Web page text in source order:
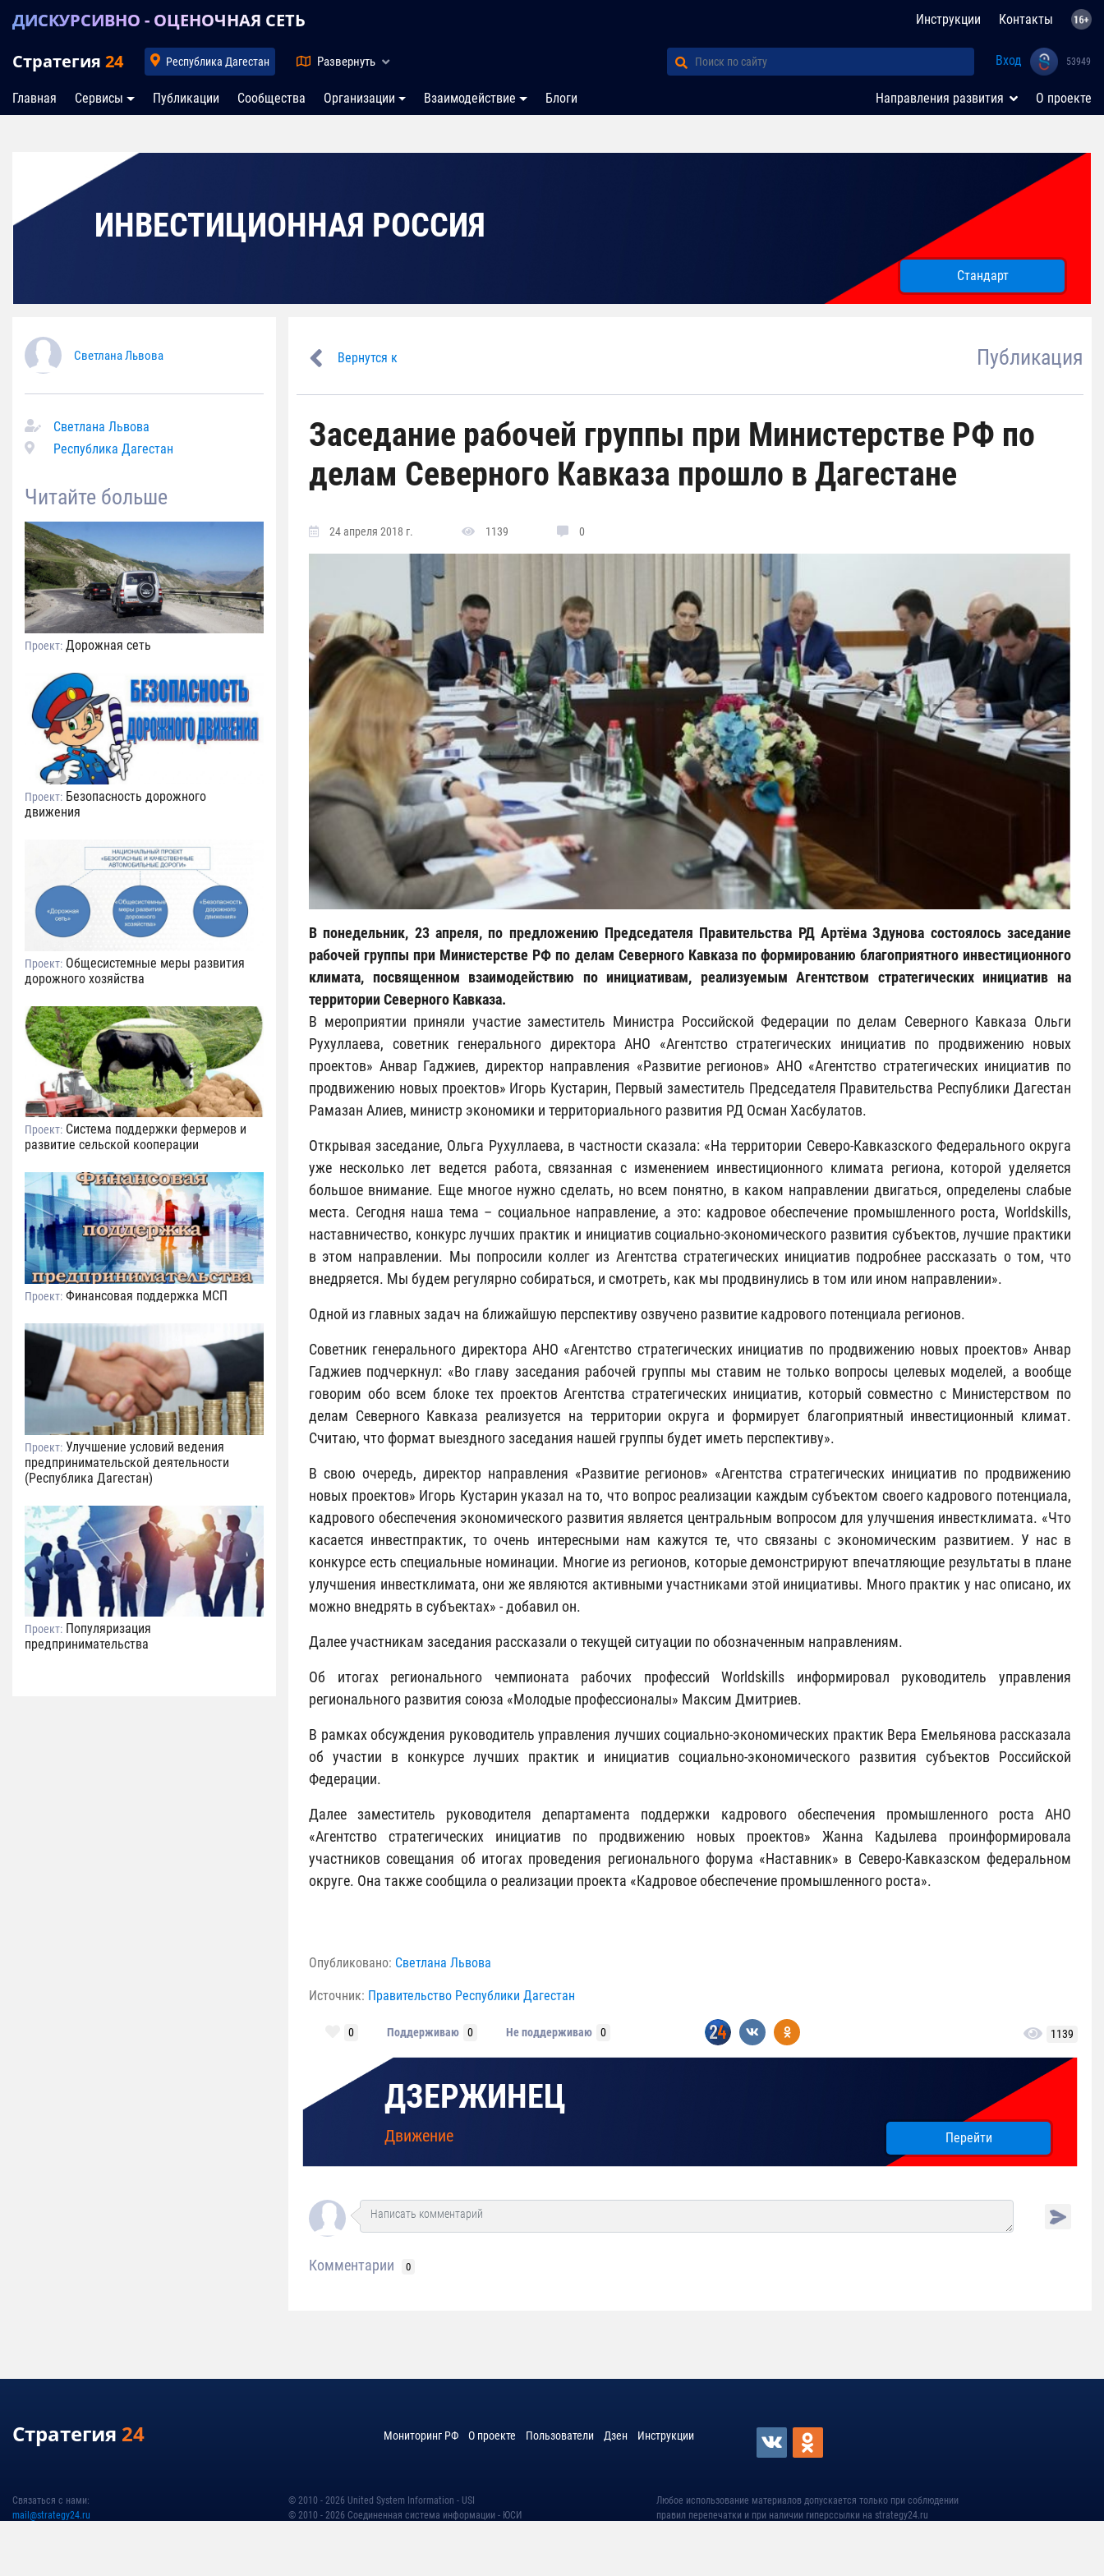
ДИСКУРСИВНО - ОЦЕНОЧНАЯ СЕТЬ Инструкции Контакты
Стратегия 24 Республика Дагестан Развернуть Вход 53949
Главная Сервисы Публикации Сообщества Организации Взаимодействие Блоги Направления развития О проекте
ИНВЕСТИЦИОННАЯ РОССИЯ
Стандарт
Светлана Львова
Светлана Львова
Республика Дагестан
Читайте больше
Проект: Дорожная сеть
Проект: Безопасность дорожного
движения
Проект: Общесистемные меры развития
дорожного хозяйства
Проект: Система поддержки фермеров и
развитие сельской кооперации
Проект: Финансовая поддержка МСП
Проект: Улучшение условий ведения
предпринимательской деятельности
(Республика Дагестан)
Проект: Популяризация
предпринимательства
Вернутся к Публикация
Заседание рабочей группы при Министерстве РФ по
делам Северного Кавказа прошло в Дагестане
24 апреля 2018 г. 1139 0
В понедельник, 23 апреля, по предложению Председателя Правительства РД Артёма Здунова состоялось заседание
рабочей группы при Министерстве РФ по делам Северного Кавказа по формированию благоприятного инвестиционного
климата, посвященном взаимодействию по инициативам, реализуемым Агентством стратегических инициатив на
территории Северного Кавказа.
В мероприятии приняли участие заместитель Министра Российской Федерации по делам Северного Кавказа Ольги
Рухуллаева, советник генерального директора АНО «Агентство стратегических инициатив по продвижению новых
проектов» Анвар Гаджиев, директор направления «Развитие регионов» АНО «Агентство стратегических инициатив по
продвижению новых проектов» Игорь Кустарин, Первый заместитель Председателя Правительства Республики Дагестан
Рамазан Алиев, министр экономики и территориального развития РД Осман Хасбулатов.
Открывая заседание, Ольга Рухуллаева, в частности сказала: «На территории Северо-Кавказского Федерального округа
уже несколько лет ведется работа, связанная с изменением инвестиционного климата региона, которой уделяется
большое внимание. Еще многое нужно сделать, но всем понятно, в каком направлении двигаться, определены слабые
места. Сегодня наша тема – социальное направление, а это: кадровое обеспечение промышленного роста, Worldskills,
наставничество, конкурс лучших практик и инициатив социально-экономического развития субъектов, лучшие практики
в этом направлении. Мы попросили коллег из Агентства стратегических инициатив подробнее рассказать о том, что
внедряется. Мы будем регулярно собираться, и смотреть, как мы продвинулись в том или ином направлении».
Одной из главных задач на ближайшую перспективу озвучено развитие кадрового потенциала регионов.
Советник генерального директора АНО «Агентство стратегических инициатив по продвижению новых проектов» Анвар
Гаджиев подчеркнул: «Во главу заседания рабочей группы мы ставим не только вопросы целевых моделей, а вообще
говорим обо всем блоке тех проектов Агентства стратегических инициатив, который совместно с Министерством по
делам Северного Кавказа реализуется на территории округа и формирует благоприятный инвестиционный климат.
Считаю, что формат выездного заседания нашей группы будет иметь перспективу».
В свою очередь, директор направления «Развитие регионов» «Агентства стратегических инициатив по продвижению
новых проектов» Игорь Кустарин указал на то, что вопрос реализации каждым субъектом своего кадрового потенциала,
кадрового обеспечения экономического развития является центральным вопросом для улучшения инвестклимата. «Что
касается инвестпрактик, то очень интересными нам кажутся те, что связаны с экономическим развитием. У нас в
конкурсе есть специальные номинации. Многие из регионов, которые демонстрируют впечатляющие результаты в плане
улучшения инвестклимата, они же являются активными участниками этой инициативы. Много практик у нас описано, их
можно внедрять в субъектах» - добавил он.
Далее участникам заседания рассказали о текущей ситуации по обозначенным направлениям.
Об итогах регионального чемпионата рабочих профессий Worldskills информировал руководитель управления
регионального развития союза «Молодые профессионалы» Максим Дмитриев.
В рамках обсуждения руководитель управления лучших социально-экономических практик Вера Емельянова рассказала
об участии в конкурсе лучших практик и инициатив социально-экономического развития субъектов Российской
Федерации.
Далее заместитель руководителя департамента поддержки кадрового обеспечения промышленного роста АНО
«Агентство стратегических инициатив по продвижению новых проектов» Жанна Кадылева проинформировала
участников совещания об итогах проведения регионального форума «Наставник» в Северо-Кавказском федеральном
округе. Она также сообщила о реализации проекта «Кадровое обеспечение промышленного роста».
Опубликовано: Светлана Львова
Источник: Правительство Республики Дагестан
0 Поддерживаю 0 Не поддерживаю 0 1139
ДЗЕРЖИНЕЦ
Движение Перейти
Комментарии 0
Стратегия 24 Мониторинг РФ О проекте Пользователи Дзен Инструкции
Связаться с нами:
mail@strategy24.ru
© 2010 - 2026 United System Information - USI
© 2010 - 2026 Cоединенная система информации - ЮСИ
Любое использование материалов допускается только при соблюдении
правил перепечатки и при наличии гиперссылки на strategy24.ru